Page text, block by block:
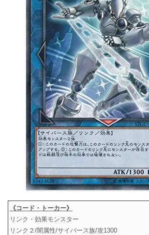
《コード・トーカー》
リンク・効果モンスター
リンク２/闇属性/サイバース族/攻1300